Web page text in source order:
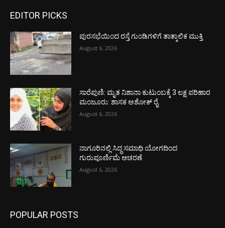
EDITOR PICKS
ಪುರಸಭೆಯಿಂದ ರಸ್ತೆ ಗುಂಡಿಗಳಿಗೆ ತಾತ್ಕಾಲಿಕ ಮುಕ್ತಿ
August 6, 2026
ಸಾರೆಪುಣಿ: ಮೃತ ನಿಶಾನಾ ಕುಟುಂಬಕ್ಕೆ 3 ಲಕ್ಷ ಪರಿಹಾರ
ಮಂಜೂರು: ಶಾಸಕ ಅಶೋಕ್ ರೈ
August 6, 2026
ನಾಗೂರಿನಲ್ಲಿ ಸಿದ್ಧ ಸಮಾಧಿ ಯೋಗದಿಂದ
ಗುರುಪೂರ್ಣಿಮೆ ಆಚರಣೆ
August 6, 2026
POPULAR POSTS